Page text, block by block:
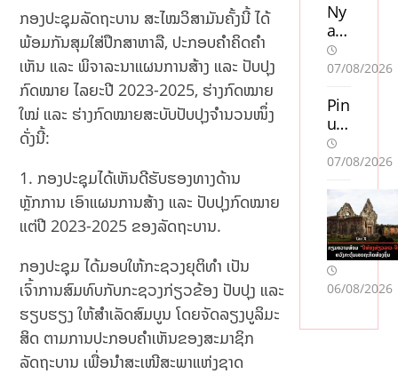
ກອງປະຊຸມລັດຖະບານ ສະໄໝວິສາມັນຄັ້ງນີ້ ໄດ້
ພ້ອມກັນສຸມໃສ່ປຶກສາຫາລື, ປະກອບຄໍາຄິດຄໍາ
ເຫັນ ແລະ ພິຈາລະນາແຜນການສ້າງ ແລະ ປັບປຸງ
ກົດໝາຍ ໄລຍະປີ 2023-2025, ຮ່າງກົດໝາຍ
ໃໝ່ ແລະ ຮ່າງກົດໝາຍສະບັບປັບປຸງຈໍານວນໜຶ່ງ
ດັ່ງນີ້:
1. ກອງປະຊຸມໄດ້ເຫັນດີຮັບຮອງທາງດ້ານ
ຫຼັກການ ເອົາແຜນການສ້າງ ແລະ ປັບປຸງກົດໝາຍ
ແຕ່ປີ 2023-2025 ຂອງລັດຖະບານ.
ກອງປະຊຸມ ໄດ້ມອບໃຫ້ກະຊວງຍຸຕິທຳ ເປັນ
ເຈົ້າການສົມທົບກັບກະຊວງກ່ຽວຂ້ອງ ປັບປຸງ ແລະ
ຮຽບຮຽງ ໃຫ້ສຳເລັດສົມບູນ ໂດຍຈັດລຽງບູລິມະ
ສິດ ຕາມການປະກອບຄຳເຫັນຂອງສະມາຊິກ
ລັດຖະບານ ເພື່ອນຳສະເໜີສະພາແຫ່ງຊາດ
Ny
a
cas
ino
n
sve
ns
k
en
s
so
m
acc
ept
r
07/08/2026
Pin
up
Ca
sin
Oy
unl
arı:
Mo
stb
et
ilə
07/08/2026
06/08/2026